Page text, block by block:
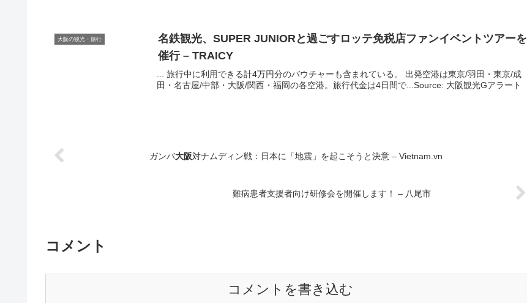
大阪の観光・旅行 名鉄観光、SUPER JUNIORと過ごすロッテ免税店ファンイベントツアーを
催行 – TRAICY
... 旅行中に利用できる計4万円分のバウチャーも含まれている。 出発空港は東京/羽田・東京/成
田・名古屋/中部・大阪/関西・福岡の各空港。旅行代金は4日間で...Source: 大阪観光Gアラート
ガンバ大阪対ナムディン戦：日本に「地震」を起こそうと決意 – Vietnam.vn
難病患者支援者向け研修会を開催します！ – 八尾市
コメント
コメントを書き込む